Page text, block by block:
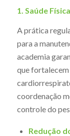
1. Saúde
A prática
para a
academia
que fortalecem
coordenação
controle do
Redução